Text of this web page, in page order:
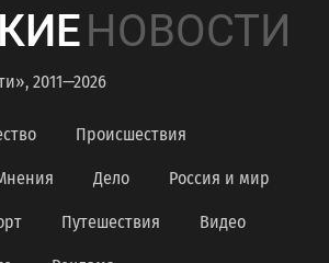
НОВОСТИ
2011—2026
Происшествия
Дело Россия и мир
Путешествия Видео